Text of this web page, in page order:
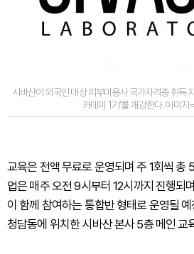
시바산이 외국인 대상 피부미용사 국가자격증 취득
카데미 1기’를 개강한다. 이미지
교육은 전액 무료로 운영되며 주 1회씩 총
업은 매주 오전 9시부터 12시까지 진행되
이 함께 참여하는 통합반 형태로 운영될
청담동에 위치한 시바산 본사 5층 메인 교